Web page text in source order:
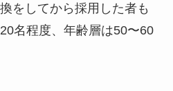
をしてから採用した者も
名程度、年齢層は50〜60